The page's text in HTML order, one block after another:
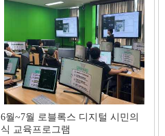
6월~7월 로블록스 디지털 시민의
식 교육프로그램